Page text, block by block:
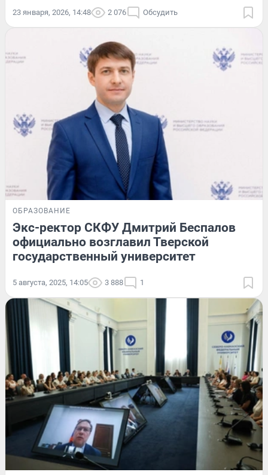
23 января, 2026, 14:48 2 076 Обсудить
ОБРАЗОВАНИЕ
Экс-ректор СКФУ Дмитрий Беспалов
официально возглавил Тверской
государственный университет
5 августа, 2025, 14:05 3 888 1